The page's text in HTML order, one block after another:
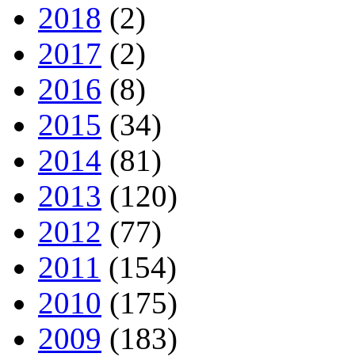
2018 (2)
2017 (2)
2016 (8)
2015 (34)
2014 (81)
2013 (120)
2012 (77)
2011 (154)
2010 (175)
2009 (183)